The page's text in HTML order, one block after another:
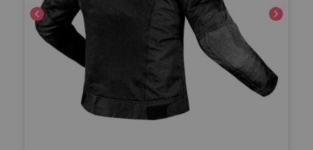
chevron_left chevron_right